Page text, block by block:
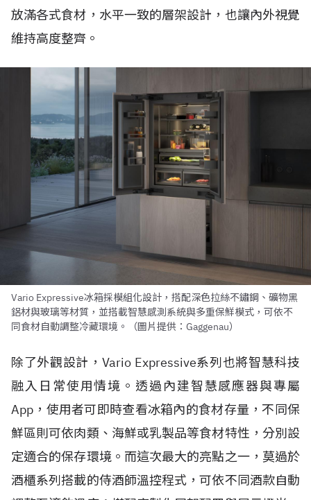
放滿各式食材，水平一致的層架設計，也讓內外視覺
維持高度整齊。
Vario Expressive冰箱採模組化設計，搭配深色拉絲不鏽鋼、礦物黑
鋁材與玻璃等材質，並搭載智慧感測系統與多重保鮮模式，可依不
同食材自動調整冷藏環境。（圖片提供：Gaggenau）
除了外觀設計，Vario Expressive系列也將智慧科技
融入日常使用情境。透過內建智慧感應器與專屬
App，使用者可即時查看冰箱內的食材存量，不同保
鮮區則可依肉類、海鮮或乳製品等食材特性，分別設
定適合的保存環境。而這次最大的亮點之一，莫過於
酒櫃系列搭載的侍酒師溫控程式，可依不同酒款自動